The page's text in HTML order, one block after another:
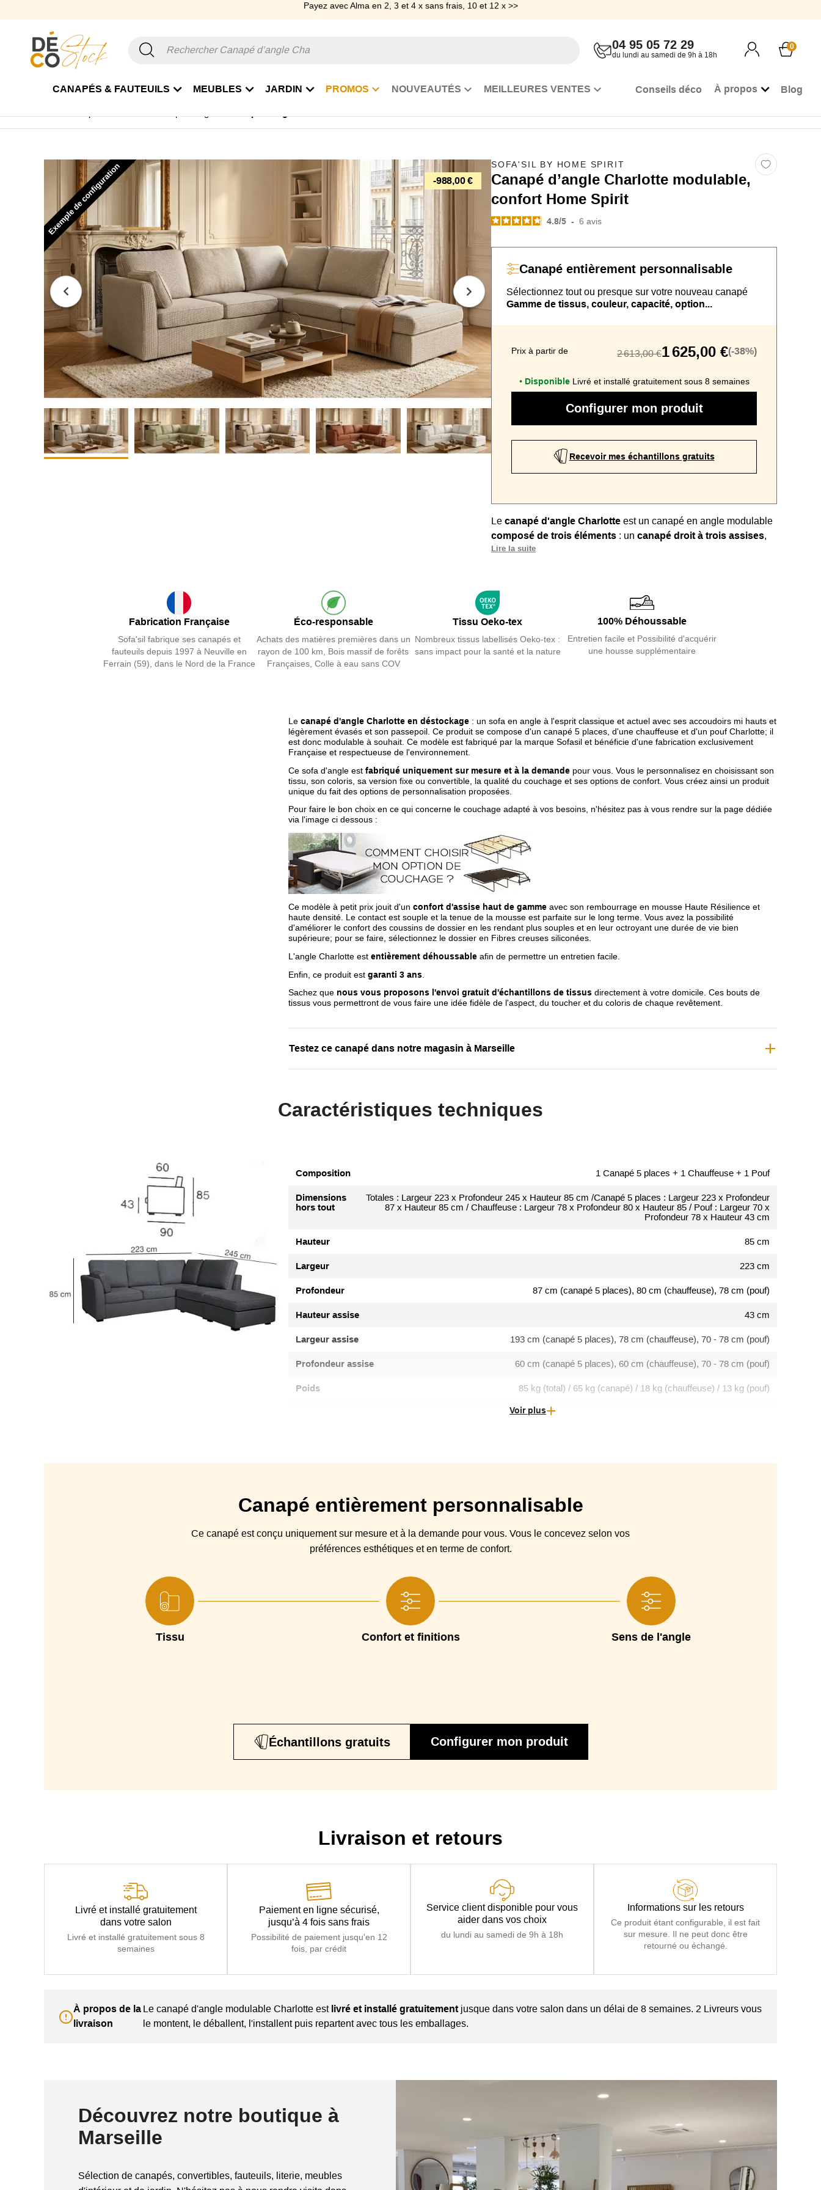
Payez avec Alma en 2, 3 et 4 x sans frais, 10 et 12 x >>
CANAPÉS & FAUTEUILS MEUBLES JARDIN PROMOS NOUVEAUTÉS MEILLEURES VENTES Conseils déco À propos Blog
04 95 05 72 29
du lundi au samedi de 9h à 18h
0
-988,00 €
SOFA'SIL BY HOME SPIRIT
Canapé d’angle Charlotte modulable,
confort Home Spirit
4.8/5 - 6 avis
Canapé entièrement personnalisable
Sélectionnez tout ou presque sur votre nouveau canapé
Gamme de tissus, couleur, capacité, option...
Prix à partir de 2 613,00 €1 625,00 €(-38%)
•Disponible Livré et installé gratuitement sous 8 semaines
Configurer mon produit
Recevoir mes échantillons gratuits
Le canapé d'angle Charlotte est un canapé en angle modulable
composé de trois éléments : un canapé droit à trois assises,
unechauffeuse
avec ses accoudoirs intérieurs légèrement courbés et sa
passepoil
Ce divan d'angle estconfortable grâce à ses assises en mousse
haute densité et sa grande capacité d'accueil.
Le modèle Charlotte, dufabricant Sofasil, bénéficie d'une
Complétez votre ensemble avec lefauteuil Charlotte fabriqué
en France
Lire la suite
Fabrication Française
Sofa'sil fabrique ses canapés et
fauteuils depuis 1997 à Neuville en
Ferrain (59), dans le Nord de la France
Éco-responsable
Achats des matières premières dans un
rayon de 100 km, Bois massif de forêts
Françaises, Colle à eau sans COV
Tissu Oeko-tex
Nombreux tissus labellisés Oeko-tex :
sans impact pour la santé et la nature
100% Déhoussable
Entretien facile et Possibilité d'acquérir
une housse supplémentaire
Le canapé d'angle Charlotte en déstockage : un sofa en angle à l'esprit classique et actuel avec ses accoudoirs mi hauts et
légèrement évasés et son passepoil. Ce produit se compose d'un canapé 5 places, d'une chauffeuse et d'un pouf Charlotte; il
est donc modulable à souhait. Ce modèle est fabriqué par la marque Sofasil et bénéficie d'une fabrication exclusivement
Française et respectueuse de l'environnement.
Ce sofa d'angle est fabriqué uniquement sur mesure et à la demande pour vous. Vous le personnalisez en choisissant son
tissu, son coloris, sa version fixe ou convertible, la qualité du couchage et ses options de confort. Vous créez ainsi un produit
unique du fait des options de personnalisation proposées.
Pour faire le bon choix en ce qui concerne le couchage adapté à vos besoins, n'hésitez pas à vous rendre sur la page dédiée
via l'image ci dessous :
Ce modèle à petit prix jouit d'un confort d'assise haut de gamme avec son rembourrage en mousse Haute Résilience et
haute densité. Le contact est souple et la tenue de la mousse est parfaite sur le long terme. Vous avez la possibilité
d'améliorer le confort des coussins de dossier en les rendant plus souples et en leur octroyant une durée de vie bien
supérieure; pour se faire, sélectionnez le dossier en Fibres creuses siliconées.
L'angle Charlotte est entièrement déhoussable afin de permettre un entretien facile.
Enfin, ce produit est garanti 3 ans
Sachez que nous vous proposons l'envoi gratuit d'échantillons de tissus directement à votre domicile. Ces bouts de
tissus vous permettront de vous faire une idée fidèle de l'aspect, du toucher et du coloris de chaque revêtement.
Testez ce canapé dans notre magasin à Marseille
Caractéristiques techniques
Composition 1 Canapé 5 places + 1 Chauffeuse + 1 Pouf
Dimensions
hors tout
Totales : Largeur 223 x Profondeur 245 x Hauteur 85 cm /Canapé 5 places : Largeur 223 x Profondeur
87 x Hauteur 85 cm / Chauffeuse : Largeur 78 x Profondeur 80 x Hauteur 85 / Pouf : Largeur 70 x
Profondeur 78 x Hauteur 43 cm
Hauteur 85 cm
Largeur 223 cm
Profondeur 87 cm (canapé 5 places), 80 cm (chauffeuse), 78 cm (pouf)
Hauteur assise 43 cm
Largeur assise 193 cm (canapé 5 places), 78 cm (chauffeuse), 70 - 78 cm (pouf)
Profondeur assise 60 cm (canapé 5 places), 60 cm (chauffeuse), 70 - 78 cm (pouf)
Poids 85 kg (total) / 65 kg (canapé) / 18 kg (chauffeuse) / 13 kg (pouf)
Coton, Tissu, Velours, Simili-cuir, Polyester, Microfibre, Coton/Lin, Tissu anti taches
Déhoussable 100% déhoussable
Type canapé
Structure
Hêtre, panneaux multiplex et panneaux de fibres . Structure enrobée de mousse polyuréthane et d'une
Assise
Mousse Optimum indéformable Haute Résilience densité 35 kg /m3 + calotte Haute Résilience
remplissage flocon de mousse (option : dossier Fibres creuses siliconées)
Epaisseur Matelas
Couchage
d'appoint
Sommier en polypropylène, matelas polyéther densité 21 kg/m3 - épaisseur 6 cm - dimensions :
Largeur 113 x Longueur 183 cm (2 places) / Largeur 133 x Longueur 183 cm (3 places) / Largeur 143
Couchage
Sommier à lattes de hêtre, matelas en mousse HR densité 35 kg/m3 - épaisseur 6 cm - dimensions
Voir plus
Canapé entièrement personnalisable
Ce canapé est conçu uniquement sur mesure et à la demande pour vous. Vous le concevez selon vos
préférences esthétiques et en terme de confort.
Tissu Confort et finitions Sens de l'angle
Échantillons gratuits Configurer mon produit
Livraison et retours
Livré et installé gratuitement
dans votre salon
Livré et installé gratuitement sous 8
semaines
Paiement en ligne sécurisé,
jusqu’à 4 fois sans frais
Possibilité de paiement jusqu'en 12
fois, par crédit
Service client disponible pour vous
aider dans vos choix
du lundi au samedi de 9h à 18h
Informations sur les retours
Ce produit étant configurable, il est fait
sur mesure. Il ne peut donc être
retourné ou échangé.
À propos de la
livraison
Le canapé d'angle modulable Charlotte est livré et installé gratuitementjusque dans votre salon dans un délai de 8 semaines. 2 Livreurs vous
le montent, le déballent, l'installent puis repartent avec tous les emballages.
Découvrez notre boutique à
Marseille
Sélection de canapés, convertibles, fauteuils, literie, meubles